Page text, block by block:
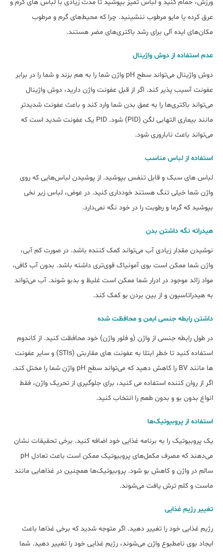
ورزش، حمام کنید و لباس تمیز بپوشید تا مدت زیادی با لباس های گرم و
عرق کرده یا مایو مرطوب ننشینید. چرا که محیط‌های گرم و مرطوب
مکان‌های ایده آلی برای رشد باکتری‌های مضر هستند.
عدم استفاده از دوش واژینال
دوش واژینال می‌تواند سطح pH واژن شما را به هم بزند و شما را در برابر
عفونت آسیب پذیر کند. اگر از قبل عفونت واژن دارید، دوش واژینال
می‌تواند باکتری‌ها را به عمق بدن شما وارد کند و باعث عفونت شدیدتر
مانند بیماری التهابی لگن (PID) شود. PID یک عفونت شدید است که
می‌تواند باعث ناباروری شود.
استفاده از لباس مناسب
لباس های سبک و قابل تنفس بپوشید. از پوشیدن لباس‌هایی که روی
واژن شما خیلی تنگ هستند خودداری کنید. در عوض، لباس زیر نخی
بپوشید که گرما و رطوبت را در خود نگه نمی‌دارد.
هیدراته نگه داشتن بدن
نوشیدن مقدار زیادی آب می‌تواند کمک کننده باشد. در صورت کم آبی،
واژن شما ممکن است بوی آمونیاک قوی‌تری داشته باشد. بدون آب کافی،
مواد زائد موجود در ادرار شما ممکن است غلیظ و بدبو شوند. آب می‌تواند
به هیدراتاسیون و از بین بردن بو کمک کند.
داشتن رابطه جنسی ایمن و محافظت شده
در طول رابطه جنسی از واژن (و فلور واژن) خود محافظت کنید. از کاندوم
استفاده کنید تا خطر ابتلا به عفونت های مقاربتی (STIs) و سایر عفونت
ها مانند BV را کاهش دهید که می‌تواند سطح pH واژن شما را مختل کند.
اگر از روان کننده استفاده می کنید، برای جلوگیری از تحریک واژن، فقط
انواع بدون بو و بدون طعم را انتخاب کنید.
استفاده از پروبیوتیک‌ها
یک پروبیوتیک را به برنامه غذایی خود اضافه کنید. برخی تحقیقات نشان
می‌دهند که مصرف مکمل‌های پروبیوتیک ممکن است باعث تعادل pH
سالم در واژن و کاهش بو شود. پروبیوتیک‌ها همچنین در غذاهایی مانند
ماست و کلم ترش یافت می‌شوند.
تغییر رژیم غذایی
رژیم غذایی خود را تغییر دهید. اگر متوجه شدید که برخی غذاها باعث
ایجاد بوی نامطبوع واژن می‌شوند، رژیم غذایی خود را تغییر دهید. شما